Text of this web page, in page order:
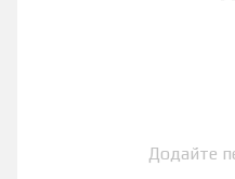
Додайте